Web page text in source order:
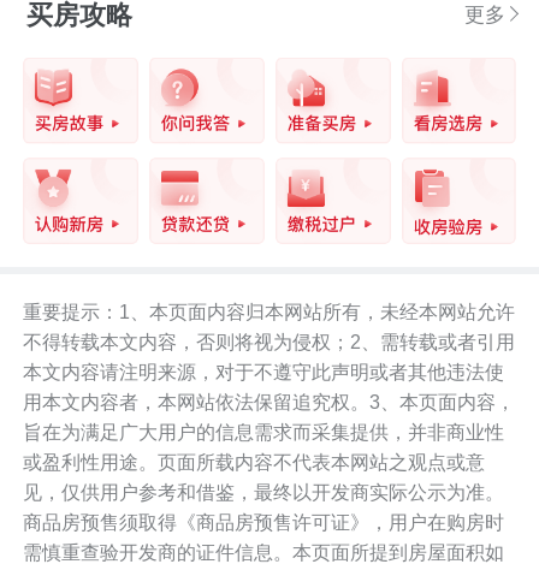
买房攻略 更多
重要提示：1、本页面内容归本网站所有，未经本网站允许
不得转载本文内容，否则将视为侵权；2、需转载或者引用
本文内容请注明来源，对于不遵守此声明或者其他违法使
用本文内容者，本网站依法保留追究权。3、本页面内容，
旨在为满足广大用户的信息需求而采集提供，并非商业性
或盈利性用途。页面所载内容不代表本网站之观点或意
见，仅供用户参考和借鉴，最终以开发商实际公示为准。
商品房预售须取得《商品房预售许可证》，用户在购房时
需慎重查验开发商的证件信息。本页面所提到房屋面积如